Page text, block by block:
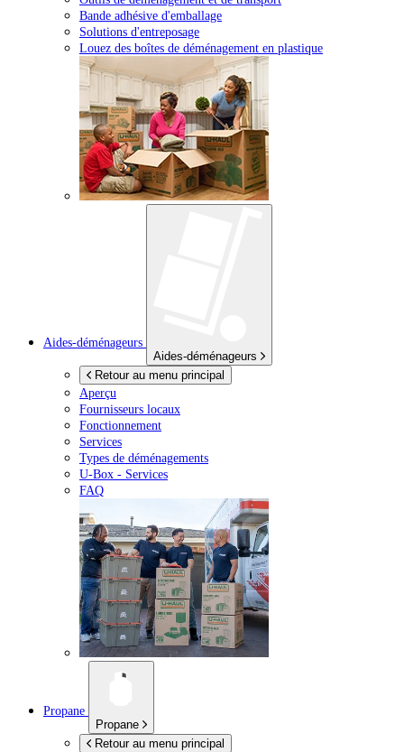
Bande adhésive d'emballage
Solutions d'entreposage
Louez des boîtes de déménagement en plastique
Aides-déménageurs
Aides-déménageurs
Retour au menu principal
Aperçu
Fournisseurs locaux
Fonctionnement
Services
Types de déménagements
U-Box - Services
FAQ
Propane
Propane
Retour au menu principal